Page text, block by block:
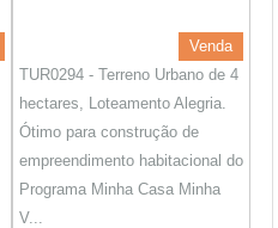
Venda
TUR0294 - Terreno Urbano de 4
hectares, Loteamento Alegria.
Ótimo para construção de
empreendimento habitacional do
Programa Minha Casa Minha
V...